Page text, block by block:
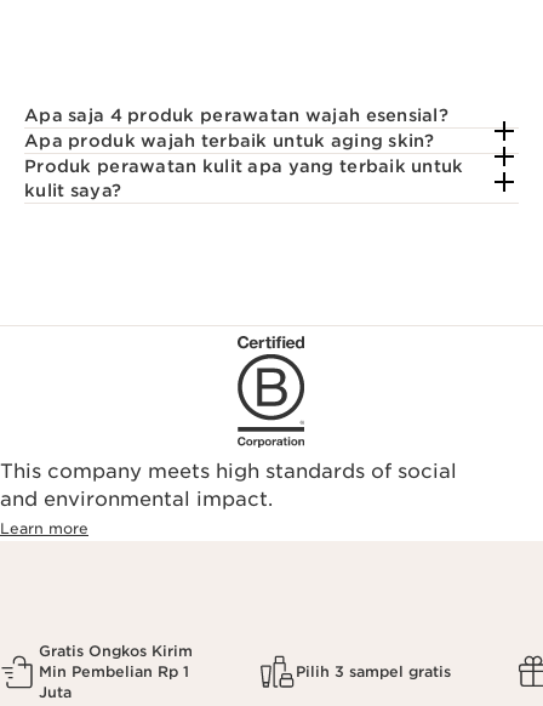
Apa saja 4 produk perawatan wajah esensial?
Apa produk wajah terbaik untuk aging skin?
Produk perawatan kulit apa yang terbaik untuk
kulit saya?
This company meets high standards of social
and environmental impact.
Learn more
Gratis Ongkos Kirim
Min Pembelian Rp 1
Juta
Pilih 3 sampel gratis